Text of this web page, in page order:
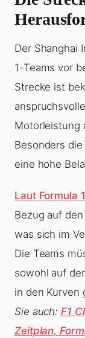
Der Shanghai
1-Teams vor
Strecke ist
Motorleistung
Besonders
eine hohe
Laut Formula 1
Bezug auf
was sich im
Die Teams
sowohl auf
in den Kurven
Sie auch:F1
Zeitplan,